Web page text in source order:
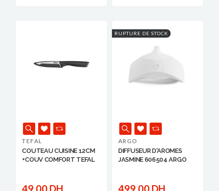
TEFAL
COUTEAU CUISINE 12CM
+COUV COMFORT TEFAL
49,00 DH
RUPTURE DE STOCK
ARGO
DIFFUSEUR D'AROMES
JASMINE 606504 ARGO
499,00 DH